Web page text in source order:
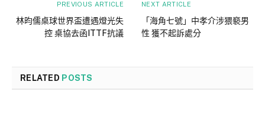
PREVIOUS ARTICLE
林昀儒桌球世界盃遭遇燈光失
控 桌協去函ITTF抗議
NEXT ARTICLE
「海角七號」中孝介涉猥褻男
性 獲不起訴處分
RELATED POSTS